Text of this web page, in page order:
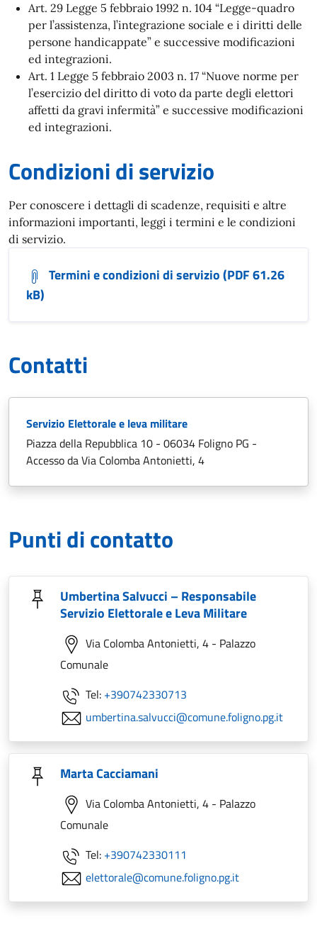
Art. 29 Legge 5 febbraio 1992 n. 104 “Legge-quadro
per l’assistenza, l’integrazione sociale e i diritti delle
persone handicappate” e successive modificazioni
ed integrazioni.
Art. 1 Legge 5 febbraio 2003 n. 17 “Nuove norme per
l’esercizio del diritto di voto da parte degli elettori
affetti da gravi infermità” e successive modificazioni
ed integrazioni.
Condizioni di servizio
Per conoscere i dettagli di scadenze, requisiti e altre
informazioni importanti, leggi i termini e le condizioni
di servizio.
Termini e condizioni di servizio (PDF 61.26
kB)
Contatti
Servizio Elettorale e leva militare
Piazza della Repubblica 10 - 06034 Foligno PG -
Accesso da Via Colomba Antonietti, 4
Punti di contatto
Umbertina Salvucci – Responsabile
Servizio Elettorale e Leva Militare
Via Colomba Antonietti, 4 - Palazzo
Comunale
Tel: +390742330713
umbertina.salvucci@comune.foligno.pg.it
Marta Cacciamani
Via Colomba Antonietti, 4 - Palazzo
Comunale
Tel: +390742330111
elettorale@comune.foligno.pg.it